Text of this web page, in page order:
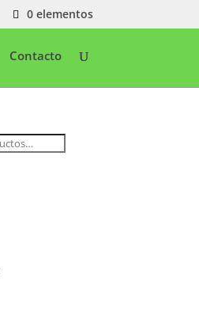
0 elementos
Contacto